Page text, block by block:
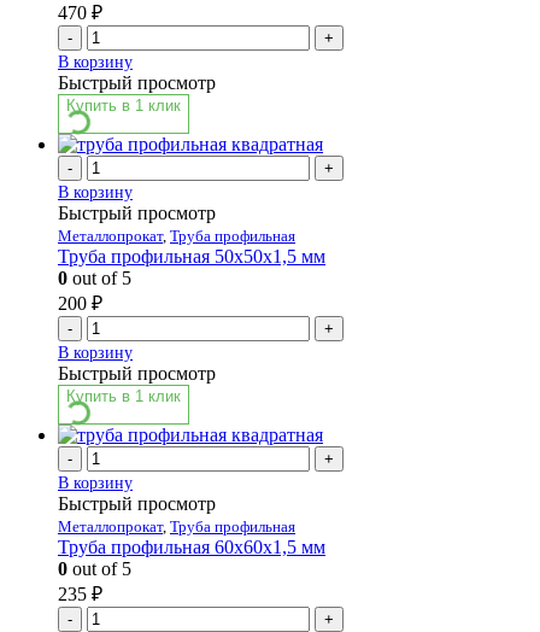
470 ₽
-
+
В корзину
Быстрый просмотр
Купить в 1 клик
-
+
В корзину
Быстрый просмотр
Металлопрокат, Труба профильная
Труба профильная 50х50х1,5 мм
0 out of 5
200 ₽
-
+
В корзину
Быстрый просмотр
Купить в 1 клик
-
+
В корзину
Быстрый просмотр
Металлопрокат, Труба профильная
Труба профильная 60х60х1,5 мм
0 out of 5
235 ₽
-
+